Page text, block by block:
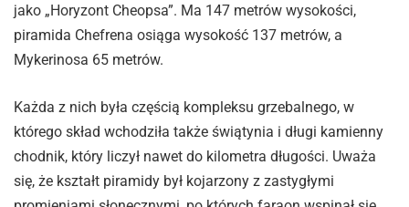
jako „Horyzont Cheopsa”. Ma 147 metrów wysokości,
piramida Chefrena osiąga wysokość 137 metrów, a
Mykerinosa 65 metrów.
Każda z nich była częścią kompleksu grzebalnego, w
którego skład wchodziła także świątynia i długi kamienny
chodnik, który liczył nawet do kilometra długości. Uważa
się, że kształt piramidy był kojarzony z zastygłymi